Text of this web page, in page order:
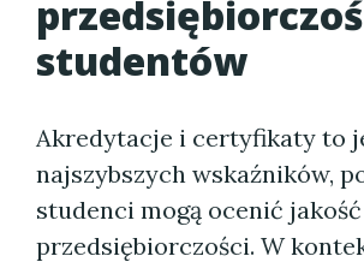
studentów
Akredytacje i certyfikaty to
najszybszych wskaźników,
studenci mogą ocenić
przedsiębiorczości. W